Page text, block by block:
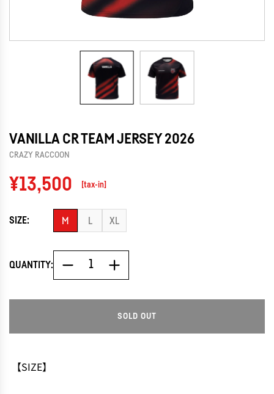
VANILLA CR TEAM JERSEY 2026
CRAZY RACCOON
Regular
price
¥13,500 [tax-in]
SIZE: M L XL
QUANTITY:
SOLD OUT
O
【SIZE】